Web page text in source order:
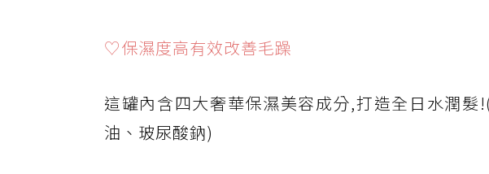
♡保濕度高有效改善毛躁
這罐內含四大奢華保濕美容成分,打造全日水潤
油、玻尿酸鈉)